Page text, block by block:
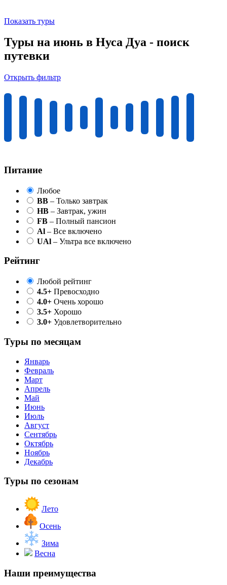
Показать туры
Туры на июнь в Нуса Дуа - поиск
путевки
Открыть фильтр
Питание
Любое
BB – Только завтрак
HB – Завтрак, ужин
FB – Полный пансион
Al – Все включено
UAl – Ультра все включено
Рейтинг
Любой рейтинг
4.5+ Превосходно
4.0+ Очень хорошо
3.5+ Хорошо
3.0+ Удовлетворительно
Туры по месяцам
Январь
Февраль
Март
Апрель
Май
Июнь
Июль
Август
Сентябрь
Октябрь
Ноябрь
Декабрь
Туры по сезонам
Лето
Осень
Зима
Весна
Наши преимущества